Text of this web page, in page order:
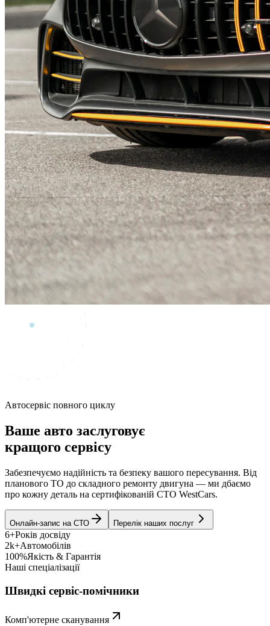
Автосервіс повного циклу
Ваше авто заслуговує
кращого сервісу
Забезпечуємо надійність та безпеку вашого пересування. Від
планового ТО до складного ремонту двигуна — ми дбаємо
про кожну деталь на сертифікованій СТО WestCars.
Онлайн-запис на СТО Перелік наших послуг
6+Років досвіду
2k+Автомобілів
100%Якість & Гарантія
Наші спеціалізації
Швидкі сервіс-помічники
Комп'ютерне сканування